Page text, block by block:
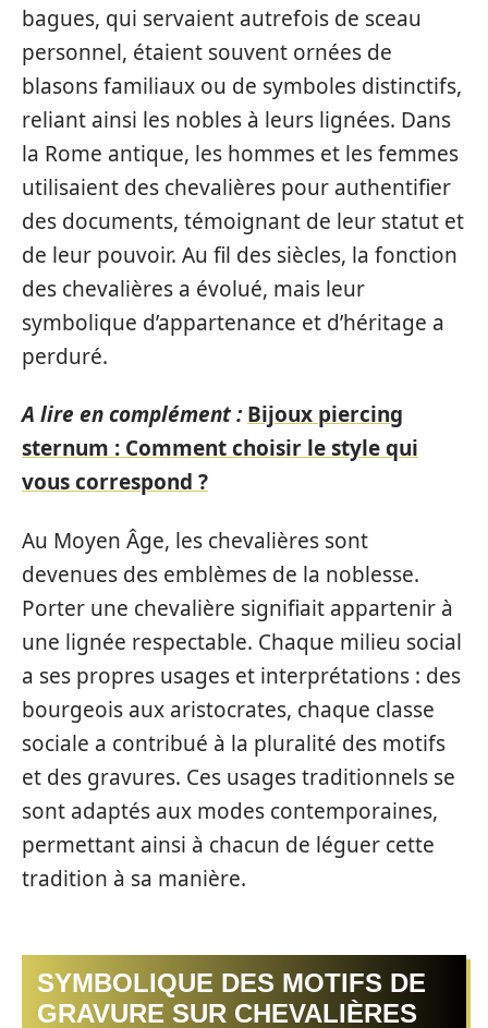
bagues, qui servaient autrefois de sceau
personnel, étaient souvent ornées de
blasons familiaux ou de symboles distinctifs,
reliant ainsi les nobles à leurs lignées. Dans
la Rome antique, les hommes et les femmes
utilisaient des chevalières pour authentifier
des documents, témoignant de leur statut et
de leur pouvoir. Au fil des siècles, la fonction
des chevalières a évolué, mais leur
symbolique d’appartenance et d’héritage a
perduré.
A lire en complément : Bijoux piercing
sternum : Comment choisir le style qui
vous correspond ?
Au Moyen Âge, les chevalières sont
devenues des emblèmes de la noblesse.
Porter une chevalière signifiait appartenir à
une lignée respectable. Chaque milieu social
a ses propres usages et interprétations : des
bourgeois aux aristocrates, chaque classe
sociale a contribué à la pluralité des motifs
et des gravures. Ces usages traditionnels se
sont adaptés aux modes contemporaines,
permettant ainsi à chacun de léguer cette
tradition à sa manière.
SYMBOLIQUE DES MOTIFS DE
GRAVURE SUR CHEVALIÈRES